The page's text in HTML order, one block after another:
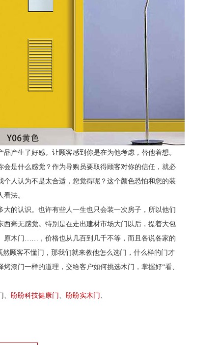
产生了好感。让顾客感到你是在为他考虑，替他着想。
是什么感觉？作为导购员要取得顾客对你的信任，就必
人认为不是太合适，您觉得呢？这个颜色恐怕和您的装
法。
的认识。也许有些人一生也只会装一次房子，所以他们
毫无感觉。特别是在走出建材市场大门以后，提着大包
原木门 ……，价格也从几百到几千不等，而且各说各家的
顾客不懂门，那我们就来教他怎么选门，什么样的门才
漆门一样的道理，交给客户如何挑选木门，掌握好“看、
盼盼科技健康门 、 盼盼实木门 、